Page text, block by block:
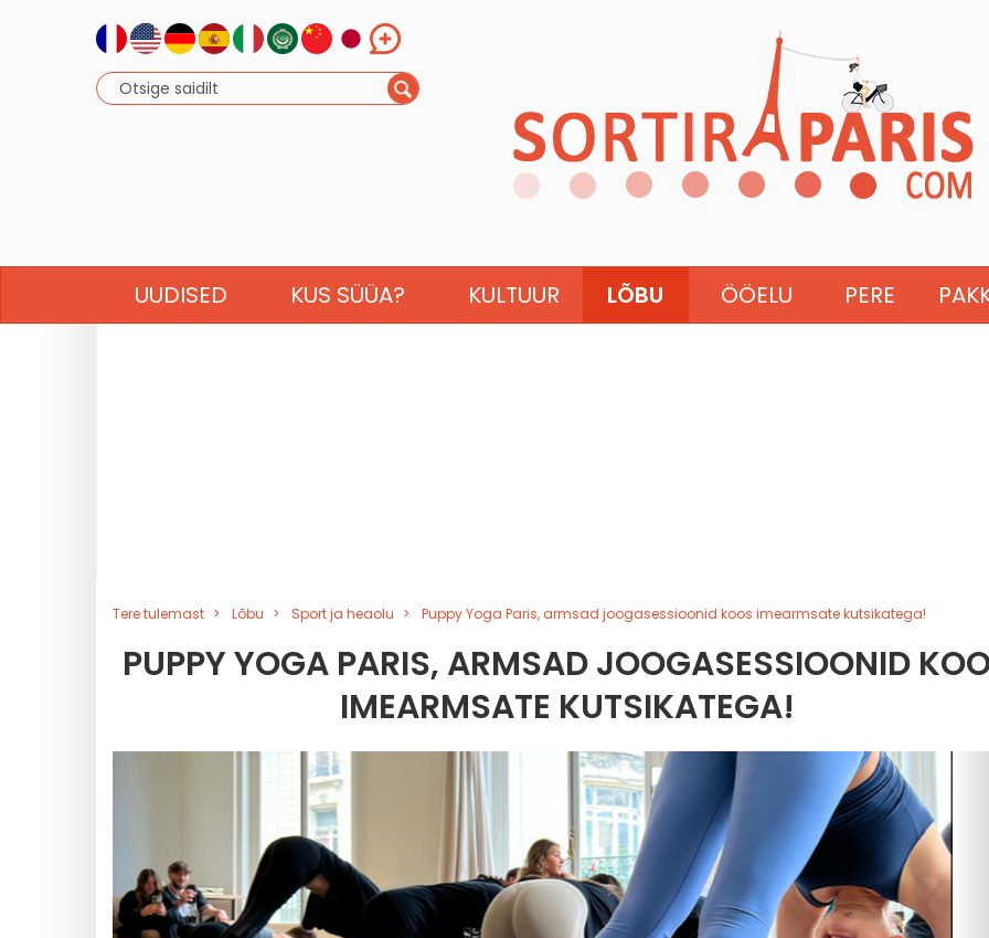
UUDISED KUS SÜÜA? KULTUUR LÕBU ÖÖELU PERE
Tere tulemast Lõbu Sport ja heaolu Puppy Yoga Paris, armsad joogasessioonid koos imearmsate kutsikatega!
PUPPY YOGA PARIS, ARMSAD JOOGASESSIOONID
IMEARMSATE KUTSIKATEGA!